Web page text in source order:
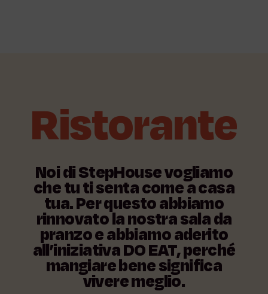
Ristorante
NoidiStepHousevogliamo
chetutisentacomeacasa
tua.Perquestoabbiamo
rinnovatolanostrasalada
pranzoeabbiamoaderito
all’iniziativaDOEAT,perché
mangiarebenesignifica
viveremeglio.